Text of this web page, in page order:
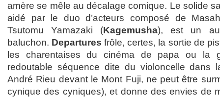
amère se mêle au décalage comique. Le solide
aidé par le duo d’acteurs composé de
Tsutomu Yamazaki (Kagemusha), est un
baluchon. Departures frôle, certes, la sortie de
les charentaises du cinéma de papa ou la
redoutable séquence dite du violoncelle dans
André Rieu devant le Mont Fuji, ne peut être
cynique des cyniques), et donne des envies de